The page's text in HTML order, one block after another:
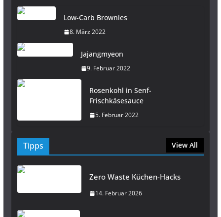
Low-Carb Brownies
8. März 2022
Jajangmyeon
9. Februar 2022
Rosenkohl in Senf-
Frischkäsesauce
5. Februar 2022
Tipps View All
Zero Waste Küchen-Hacks
14. Februar 2026